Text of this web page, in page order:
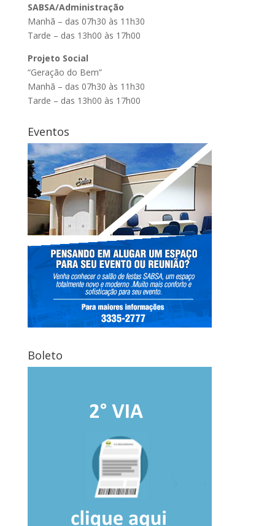
SABSA/Administração
Manhã – das 07h30 às 11h30
Tarde – das 13h00 às 17h00
Projeto Social
“Geração do Bem”
Manhã – das 07h30 às 11h30
Tarde – das 13h00 às 17h00
Eventos
Boleto